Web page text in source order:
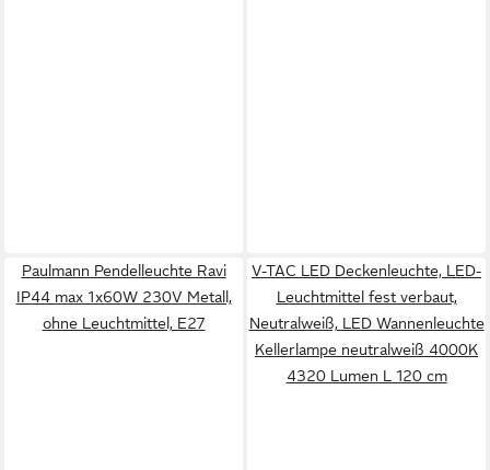
Paulmann Pendelleuchte Ravi
IP44 max 1x60W 230V Metall,
ohne Leuchtmittel, E27
V-TAC LED Deckenleuchte, LED-
Leuchtmittel fest verbaut,
Neutralweiß, LED Wannenleuchte
Kellerlampe neutralweiß 4000K
4320 Lumen L 120 cm